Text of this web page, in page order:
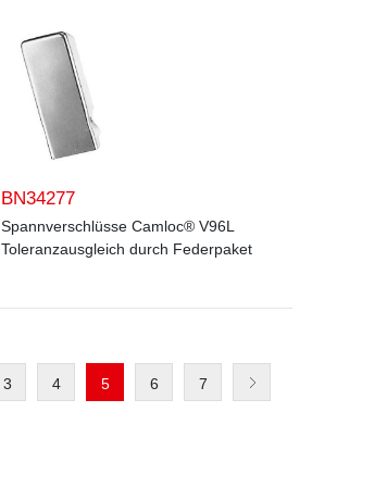
BN34277
Spannverschlüsse Camloc® V96L
Toleranzausgleich durch Federpaket
3 4 5 6 7